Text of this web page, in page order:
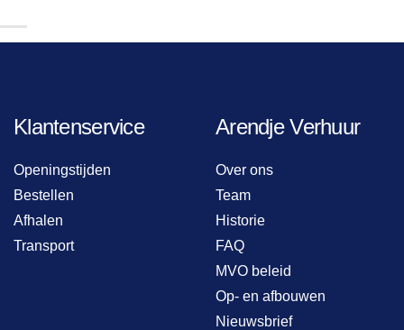
Klantenservice
Openingstijden
Bestellen
Afhalen
Transport
Arendje Verhuur
Over ons
Team
Historie
FAQ
MVO beleid
Op- en afbouwen
Nieuwsbrief